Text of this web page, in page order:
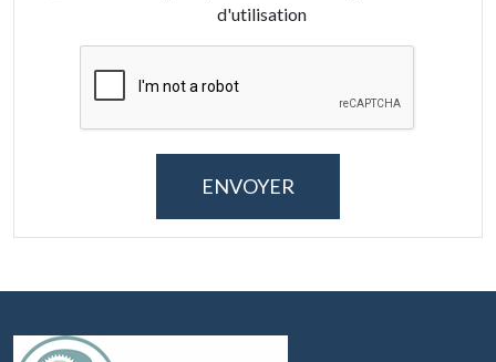
d'utilisation